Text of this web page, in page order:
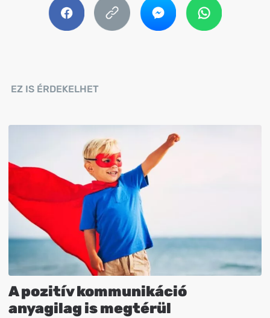
EZ IS ÉRDEKELHET
A pozitív kommunikáció
anyagilag is megtérül